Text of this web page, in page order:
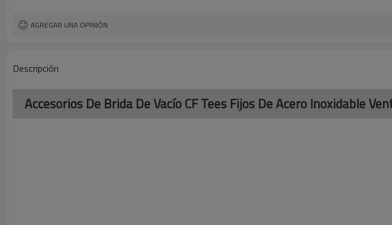
AGREGAR UNA OPINIÓN
Descripción
Accesorios De Brida De Vacío CF Tees Fijos De Acero Inoxidable